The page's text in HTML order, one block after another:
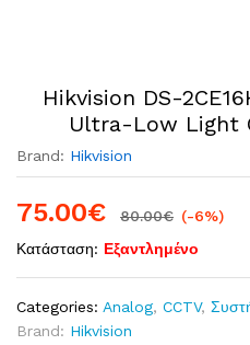
Hikvision DS-
Ultra-Low Light
Brand: Hikvision
75.00€ 80.00€ (-6%)
Κατάσταση: Εξαντλημένο
Categories: Analog, CCTV,
Brand: Hikvision